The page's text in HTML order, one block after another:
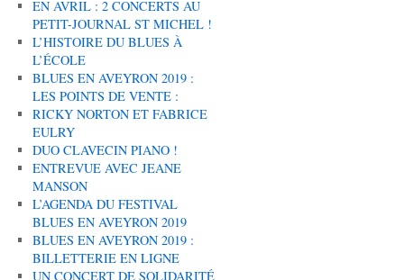
EN AVRIL : 2 CONCERTS AU
PETIT-JOURNAL ST MICHEL !
L’HISTOIRE DU BLUES À
L’ÉCOLE
BLUES EN AVEYRON 2019 :
LES POINTS DE VENTE :
RICKY NORTON ET FABRICE
EULRY
DUO CLAVECIN PIANO !
ENTREVUE AVEC JEANE
MANSON
L’AGENDA DU FESTIVAL
BLUES EN AVEYRON 2019
BLUES EN AVEYRON 2019 :
BILLETTERIE EN LIGNE
UN CONCERT DE SOLIDARITÉ